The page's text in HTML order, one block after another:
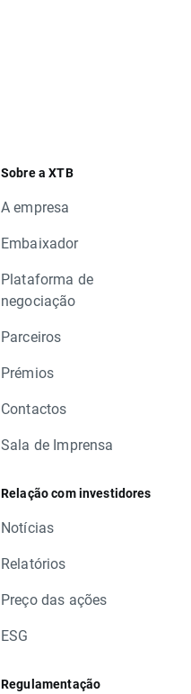
Sobre a XTB
A empresa
Embaixador
Plataforma de
negociação
Parceiros
Prémios
Contactos
Sala de Imprensa
Relação com investidores
Notícias
Relatórios
Preço das ações
ESG
Regulamentação